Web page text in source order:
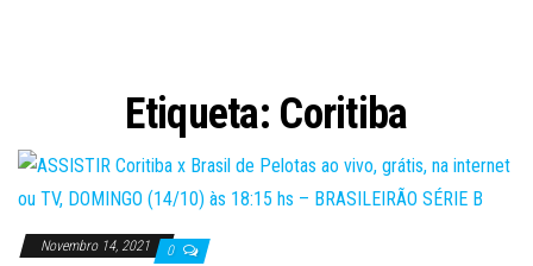
Etiqueta: Coritiba
Novembro 14, 2021 0